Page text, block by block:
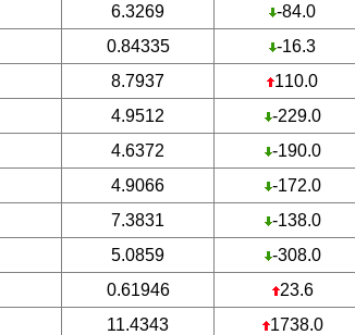
6.3269
-84.0
0.84335
-16.3
8.7937
110.0
4.9512
-229.0
4.6372
-190.0
4.9066
-172.0
7.3831
-138.0
5.0859
-308.0
0.61946
23.6
11.4343
1738.0